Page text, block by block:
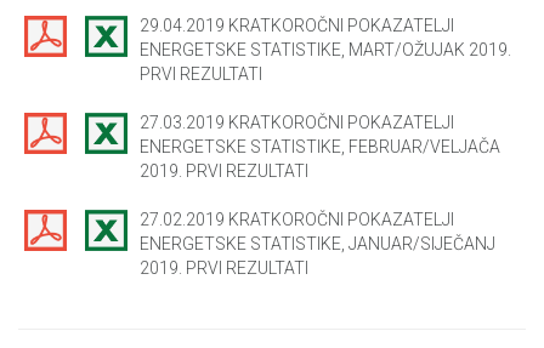
29.04.2019 KRATKOROČNI POKAZATELJI
ENERGETSKE STATISTIKE, MART/OŽUJAK 2019.
PRVI REZULTATI
27.03.2019 KRATKOROČNI POKAZATELJI
ENERGETSKE STATISTIKE, FEBRUAR/VELJAČA
2019. PRVI REZULTATI
27.02.2019 KRATKOROČNI POKAZATELJI
ENERGETSKE STATISTIKE, JANUAR/SIJEČANJ
2019. PRVI REZULTATI